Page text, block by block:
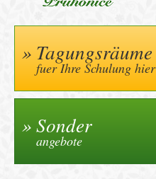
Tagungsräume
fuer Ihre Schulung hier
Sonder
angebote